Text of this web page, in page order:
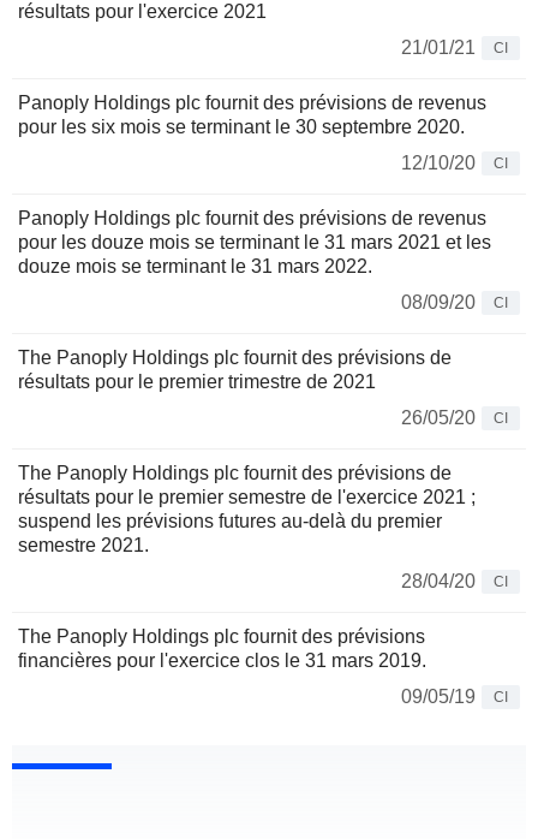
résultats pour l'exercice 2021
21/01/21
CI
Panoply Holdings plc fournit des prévisions de revenus
pour les six mois se terminant le 30 septembre 2020.
12/10/20
CI
Panoply Holdings plc fournit des prévisions de revenus
pour les douze mois se terminant le 31 mars 2021 et les
douze mois se terminant le 31 mars 2022.
08/09/20
CI
The Panoply Holdings plc fournit des prévisions de
résultats pour le premier trimestre de 2021
26/05/20
CI
The Panoply Holdings plc fournit des prévisions de
résultats pour le premier semestre de l'exercice 2021 ;
suspend les prévisions futures au-delà du premier
semestre 2021.
28/04/20
CI
The Panoply Holdings plc fournit des prévisions
financières pour l'exercice clos le 31 mars 2019.
09/05/19
CI